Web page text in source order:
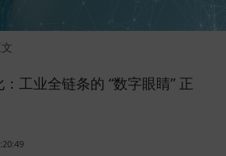
工业全链条的 “数字眼睛” 正